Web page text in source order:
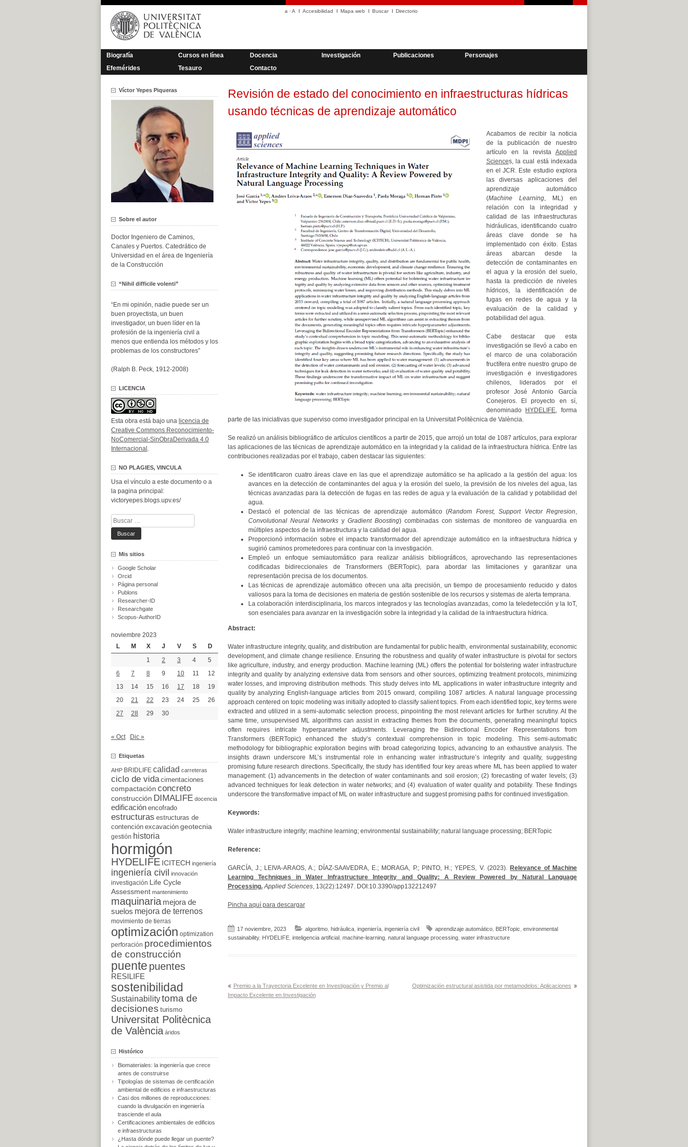
Saltar
contenido
a ·A Accesibilidad Mapa web Buscar Directorio
Biografía Cursos en línea Docencia Investigación Publicaciones
Personajes
Efemérides
Tesauro Contacto
Revisión de estado del conocimiento en infraestructuras hídricas
usando técnicas de aprendizaje automático
Acabamos de recibir la noticia
de la publicación de nuestro
artículo en la revista Applied
Sciences, la cual está indexada
en el JCR. Este estudio explora
las diversas aplicaciones del
aprendizaje automático
(Machine Learning, ML) en
relación con la integridad y
calidad de las infraestructuras
hidráulicas, identificando cuatro
áreas clave donde se ha
implementado con éxito. Estas
áreas abarcan desde la
detección de contaminantes en
el agua y la erosión del suelo,
hasta la predicción de niveles
hídricos, la identificación de
fugas en redes de agua y la
evaluación de la calidad y
potabilidad del agua.
Cabe destacar que esta
investigación se llevó a cabo en
el marco de una colaboración
fructífera entre nuestro grupo de
investigación e investigadores
chilenos, liderados por el
profesor José Antonio García
Conejeros. El proyecto en sí,
denominado
HYDELIFE, forma
parte de las iniciativas que superviso como investigador principal en la Universitat Politècnica de València.
Se realizó un análisis bibliográfico de artículos científicos a partir de 2015, que arrojó un total de 1087 artículos, para explorar
las aplicaciones de las técnicas de aprendizaje automático en la integridad y la calidad de la infraestructura hídrica. Entre las
contribuciones realizadas por el trabajo, caben destacar las siguientes:
Se identificaron cuatro áreas clave en las que el aprendizaje automático se ha aplicado a la gestión del agua: los
avances en la detección de contaminantes del agua y la erosión del suelo, la previsión de los niveles del agua, las
técnicas avanzadas para la detección de fugas en las redes de agua y la evaluación de la calidad y potabilidad del
agua.
Destacó el potencial de las técnicas de aprendizaje automático (Random Forest, Support Vector Regresion,
Convolutional Neural Networksy Gradient Boosting) combinadas con sistemas de monitoreo de vanguardia en
múltiples aspectos de la infraestructura y la calidad del agua.
Proporcionó información sobre el impacto transformador del aprendizaje automático en la infraestructura hídrica y
sugirió caminos prometedores para continuar con la investigación.
Empleó un enfoque semiautomático para realizar análisis bibliográficos, aprovechando las representaciones
codificadas bidireccionales de Transformers (BERTopic), para abordar las limitaciones y garantizar una
representación precisa de los documentos.
Las técnicas de aprendizaje automático ofrecen una alta precisión, un tiempo de procesamiento reducido y datos
valiosos para la toma de decisiones en materia de gestión sostenible de los recursos y sistemas de alerta temprana.
La colaboración interdisciplinaria, los marcos integrados y las tecnologías avanzadas, como la teledetección y la IoT,
son esenciales para avanzar en la investigación sobre la integridad y la calidad de la infraestructura hídrica.
Abstract:
Water infrastructure integrity, quality, and distribution are fundamental for public health, environmental sustainability, economic
development, and climate change resilience. Ensuring the robustness and quality of water infrastructure is pivotal for sectors
like agriculture, industry, and energy production. Machine learning (ML) offers the potential for bolstering water infrastructure
integrity and quality by analyzing extensive data from sensors and other sources, optimizing treatment protocols, minimizing
water losses, and improving distribution methods. This study delves into ML applications in water infrastructure integrity and
quality by analyzing English-language articles from 2015 onward, compiling 1087 articles. A natural language processing
approach centered on topic modeling was initially adopted to classify salient topics. From each identified topic, key terms were
extracted and utilized in a semi-automatic selection process, pinpointing the most relevant articles for further scrutiny. At the
same time, unsupervised ML algorithms can assist in extracting themes from the documents, generating meaningful topics
often requires intricate hyperparameter adjustments. Leveraging the Bidirectional Encoder Representations from
Transformers (BERTopic) enhanced the study’s contextual comprehension in topic modeling. This semi-automatic
methodology for bibliographic exploration begins with broad categorizing topics, advancing to an exhaustive analysis. The
insights drawn underscore ML’s instrumental role in enhancing water infrastructure’s integrity and quality, suggesting
promising future research directions. Specifically, the study has identified four key areas where ML has been applied to water
management: (1) advancements in the detection of water contaminants and soil erosion; (2) forecasting of water levels; (3)
advanced techniques for leak detection in water networks; and (4) evaluation of water quality and potability. These findings
underscore the transformative impact of ML on water infrastructure and suggest promising paths for continued investigation.
Keywords:
Water infrastructure integrity; machine learning; environmental sustainability; natural language processing; BERTopic
Reference:
GARCÍA, J.; LEIVA-ARAOS, A.; DÍAZ-SAAVEDRA, E.; MORAGA, P.; PINTO, H.; YEPES, V. (2023). Relevance of Machine
Learning Techniques in Water Infrastructure Integrity and Quality: A Review Powered by Natural Language
Processing. Applied Sciences, 13(22):12497. DOI:10.3390/app132212497
Pincha aquí para descargar
17 noviembre, 2023 algoritmo, hidráulica, ingeniería, ingeniería civil aprendizaje automático, BERTopic environmental
sustainability, HYDELIFE, inteligencia artificial machine-learning, natural language processing, water infrastructure
Navegación
de
Premio a la Trayectoria Excelente en Investigación y Premio al
Impacto Excelente en Investigación
Optimización estructural asistida por metamodelos: Aplicaciones
Víctor Yepes Piqueras
Sobre el autor
Doctor Ingeniero de Caminos,
Canales y Puertos. Catedrático de
Universidad en el área de Ingeniería
de la Construcción
“Nihil difficile volenti”
“En mi opinión, nadie puede ser un
buen proyectista, un buen
investigador, un buen líder en la
profesión de la ingeniería civil a
menos que entienda los métodos y los
problemas de los constructores”
(Ralph B. Peck, 1912-2008)
LICENCIA
Esta obra está bajo una licencia de
Creative Commons Reconocimiento-
NoComercial-SinObraDerivada 4.0
Internacional .
NO PLAGIES, VINCULA
Usa el vínculo a este documento o a
la pagina principal:
victoryepes.blogs.upv.es/
Buscar:
Mis sitios
Google Scholar
Orcid
Página personal
Publons
Researcher-ID
Researchgate
Scopus-AuthorID
noviembre 2023
L
M X J V S
D
1
2 3 4
5
6
7 8 9 10 11
12
13
14 15 16 17 18
19
20
21 22 23 24 25
26
27
28 29 30
« Oct Dic »
Etiquetas
AHP BRIDLIFE calidad carreteras
ciclo de vida cimentaciones
compactación concreto
construcción DIMALIFE docencia
edificación encofrado
estructuras estructuras de
contención excavación geotecnia
gestión historia
hormigón
HYDELIFE ICITECH ingeniería
ingeniería civil innovación
investigación
Life Cycle
Assessment mantenimiento
maquinaria mejora de
suelos mejora de terrenos
movimiento de tierras
optimización optimization
perforación procedimientos
de construcción
puente puentes
RESILIFE
sostenibilidad
Sustainabilitytoma de
decisiones turismo
Universitat Politècnica
de València áridos
Histórico
Biomateriales: la ingeniería que crece
antes de construirse
Tipologías de sistemas de certificación
ambiental de edificios e infraestructuras
Casi dos millones de reproducciones:
cuando la divulgación en ingeniería
trasciende el aula
Certificaciones ambientales de edificios
e infraestructuras
¿Hasta dónde puede llegar un puente?